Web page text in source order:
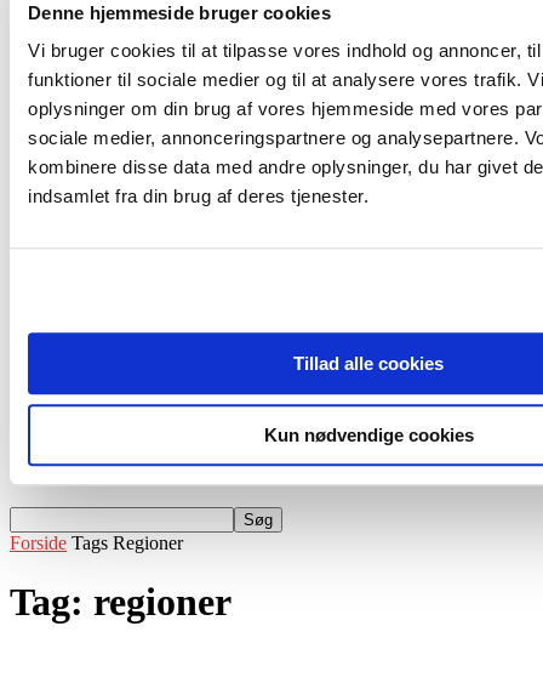
Denne hjemmeside bruger cookies
Vi bruger cookies til at tilpasse vores indhold og annoncer,
funktioner til sociale medier og til at analysere vores trafik.
oplysninger om din brug af vores hjemmeside med vores
sociale medier, annonceringspartnere og analysepartnere.
kombinere disse data med andre oplysninger, du har givet
indsamlet fra din brug af deres tjenester.
Tillad alle cookies
Kun nødvendige cookies
FORSIDE
Bestyrelsesopgaver
Governance
Bestyrelsesledelse
Bestyrelsessammensætning
Den Offentlige Styringskæde
Diversitet
Ejerskab
Compliance & Kodeks
Cases
Forside Tags Regioner
Tag: regioner